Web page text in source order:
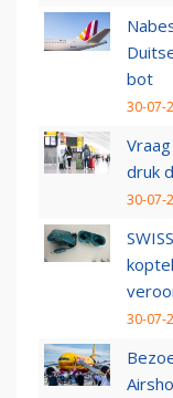
bot
30-07-
druk
30-07-
30-07-